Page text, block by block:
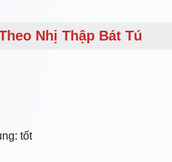
Nhị Thập Bát Tú
tốt